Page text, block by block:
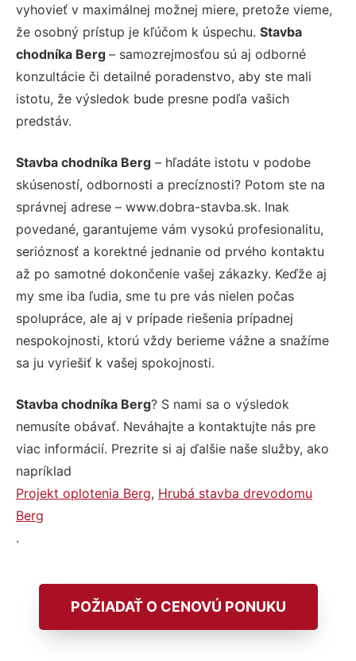
vyhovieť v maximálnej možnej miere, pretože vieme,
že osobný prístup je kľúčom k úspechu. Stavba
chodníka Berg – samozrejmosťou sú aj odborné
konzultácie či detailné poradenstvo, aby ste mali
istotu, že výsledok bude presne podľa vašich
predstáv.
Stavba chodníka Berg – hľadáte istotu v podobe
skúseností, odbornosti a precíznosti? Potom ste na
správnej adrese – www.dobra-stavba.sk. Inak
povedané, garantujeme vám vysokú profesionalitu,
serióznosť a korektné jednanie od prvého kontaktu
až po samotné dokončenie vašej zákazky. Keďže aj
my sme iba ľudia, sme tu pre vás nielen počas
spolupráce, ale aj v prípade riešenia prípadnej
nespokojnosti, ktorú vždy berieme vážne a snažíme
sa ju vyriešiť k vašej spokojnosti.
Stavba chodníka Berg? S nami sa o výsledok
nemusíte obávať. Neváhajte a kontaktujte nás pre
viac informácií. Prezrite si aj ďalšie naše služby, ako
napríklad
Projekt oplotenia Berg, Hrubá stavba drevodomu
Berg
.
POŽIADAŤ O CENOVÚ PONUKU